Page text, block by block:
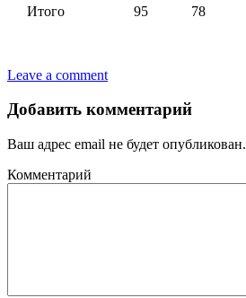
Итого 95 78
Leave a comment
Добавить комментарий
Ваш адрес email не будет опубликован.
Комментарий